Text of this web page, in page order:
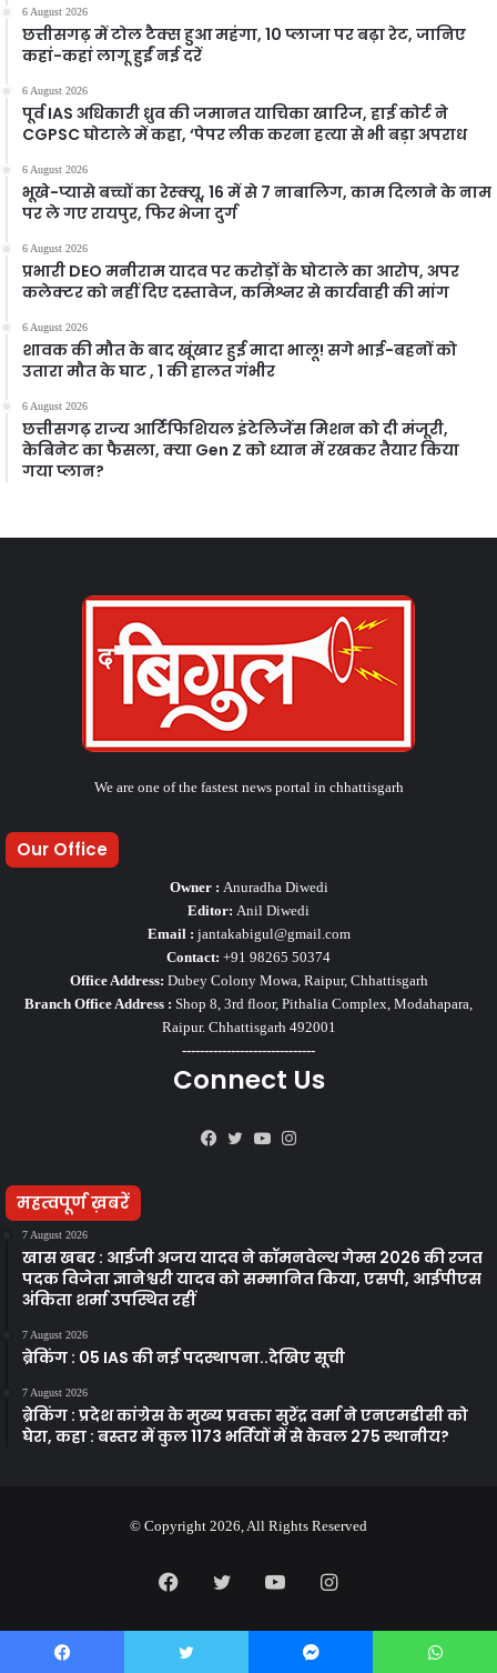
6 August 2026
छत्तीसगढ़ में टोल टैक्स हुआ महंगा, 10 प्लाजा पर बढ़ा रेट, जानिए
कहां-कहां लागू हुईं नई दरें
6 August 2026
पूर्व IAS अधिकारी ध्रुव की जमानत याचिका खारिज, हाई कोर्ट ने
CGPSC घोटाले में कहा, ‘पेपर लीक करना हत्या से भी बड़ा अपराध
6 August 2026
भूखे-प्यासे बच्चों का रेस्क्यू, 16 में से 7 नाबालिग, काम दिलाने के नाम
पर ले गए रायपुर, फिर भेजा दुर्ग
6 August 2026
प्रभारी DEO मनीराम यादव पर करोड़ों के घोटाले का आरोप, अपर
कलेक्टर को नहीं दिए दस्तावेज, कमिश्नर से कार्यवाही की मांग
6 August 2026
शावक की मौत के बाद खूंखार हुई मादा भालू! सगे भाई-बहनों को
उतारा मौत के घाट , 1 की हालत गंभीर
6 August 2026
छत्तीसगढ़ राज्य आर्टिफिशियल इंटेलिजेंस मिशन को दी मंजूरी,
केबिनेट का फैसला, क्या Gen Z को ध्यान में रखकर तैयार किया
गया प्लान?
We are one of the fastest news portal in chhattisgarh
Our Office
Owner : Anuradha Diwedi
Editor: Anil Diwedi
Email : jantakabigul@gmail.com
Contact: +91 98265 50374
Office Address: Dubey Colony Mowa, Raipur, Chhattisgarh
Branch Office Address : Shop 8, 3rd floor, Pithalia Complex, Modahapara,
Raipur. Chhattisgarh 492001
------------------------------
Connect Us
Facebook
TwitterYouTube
महत्वपूर्ण ख़बरें
7 August 2026
खास खबर : आईजी अजय यादव ने कॉमनवेल्थ गेम्स 2026 की रजत
पदक विजेता ज्ञानेश्वरी यादव को सम्मानित किया, एसपी, आईपीएस
अंकिता शर्मा उपस्थित रहीं
7 August 2026
ब्रेकिंग : 05 IAS की नई पदस्थापना..देखिए सूची
7 August 2026
ब्रेकिंग : प्रदेश कांग्रेस के मुख्य प्रवक्ता सुरेंद्र वर्मा ने एनएमडीसी को
घेरा, कहा : बस्तर में कुल 1173 भर्तियों में से केवल 275 स्थानीय?
© Copyright 2026, All Rights Reserved
FacebookTwitterYouTubeInstagram